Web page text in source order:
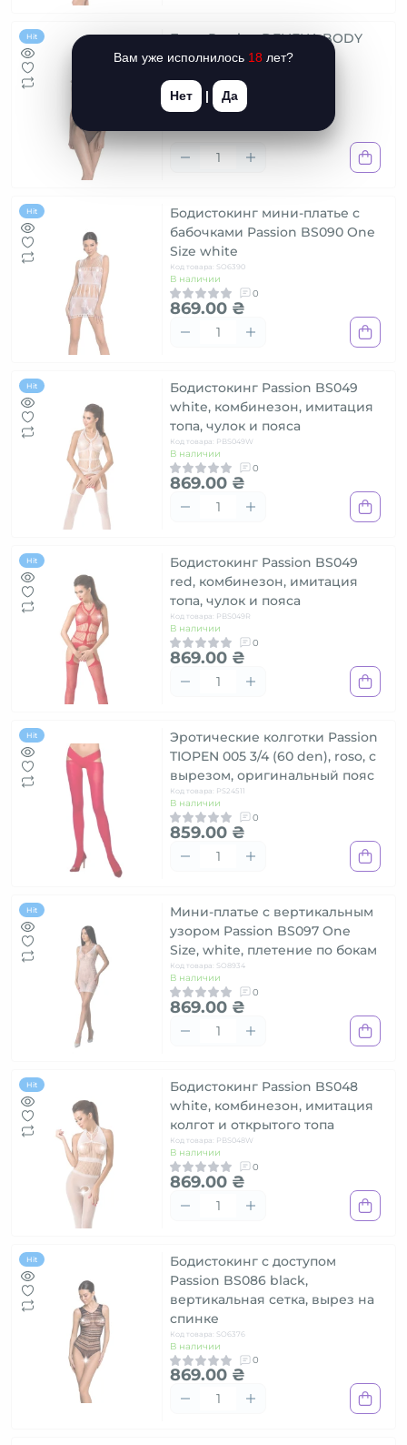
Hit
Боди Passion DELIENA BODY
L/XL, black
В наличии
Hit
Бодистокинг мини-платье с
бабочками Passion BS090 One
Size white
Код товара: SO6390
В наличии
0
869.00 ₴
Hit
Бодистокинг Passion BS049
white, комбинезон, имитация
топа, чулок и пояса
Код товара: PBS049W
В наличии
0
869.00 ₴
Hit
Бодистокинг Passion BS049
red, комбинезон, имитация
топа, чулок и пояса
Код товара: PBS049R
В наличии
0
869.00 ₴
Hit
Эротические колготки Passion
TIOPEN 005 3/4 (60 den), roso, с
вырезом, оригинальный пояс
Код товара: PS24511
В наличии
0
859.00 ₴
Hit
Мини-платье с вертикальным
узором Passion BS097 One
Size, white, плетение по бокам
Код товара: SO8934
В наличии
0
869.00 ₴
Hit
Бодистокинг Passion BS048
white, комбинезон, имитация
колгот и открытого топа
Код товара: PBS048W
В наличии
0
869.00 ₴
Hit
Бодистокинг с доступом
Passion BS086 black,
вертикальная сетка, вырез на
спинке
Код товара: SO6376
В наличии
0
869.00 ₴
Вам уже исполнилось 18 лет?
Нет | Да